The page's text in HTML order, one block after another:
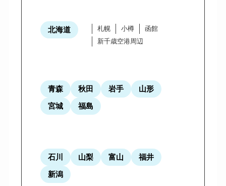
北海道 札幌 小樽
函館
新千歳空港周辺
青森 秋田 岩手
山形
宮城
福島
石川 山梨 富山
福井
新潟